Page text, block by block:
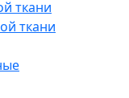
ткани
ткани